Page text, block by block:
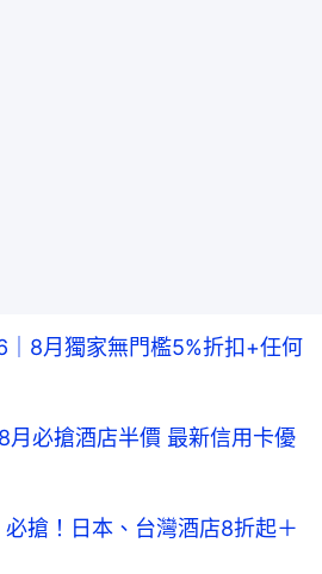
8月獨家無門檻5%折扣+任何
必搶酒店半價 最新信用卡優
搶！日本、台灣酒店8折起＋